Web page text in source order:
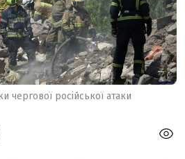
чергової російської атаки